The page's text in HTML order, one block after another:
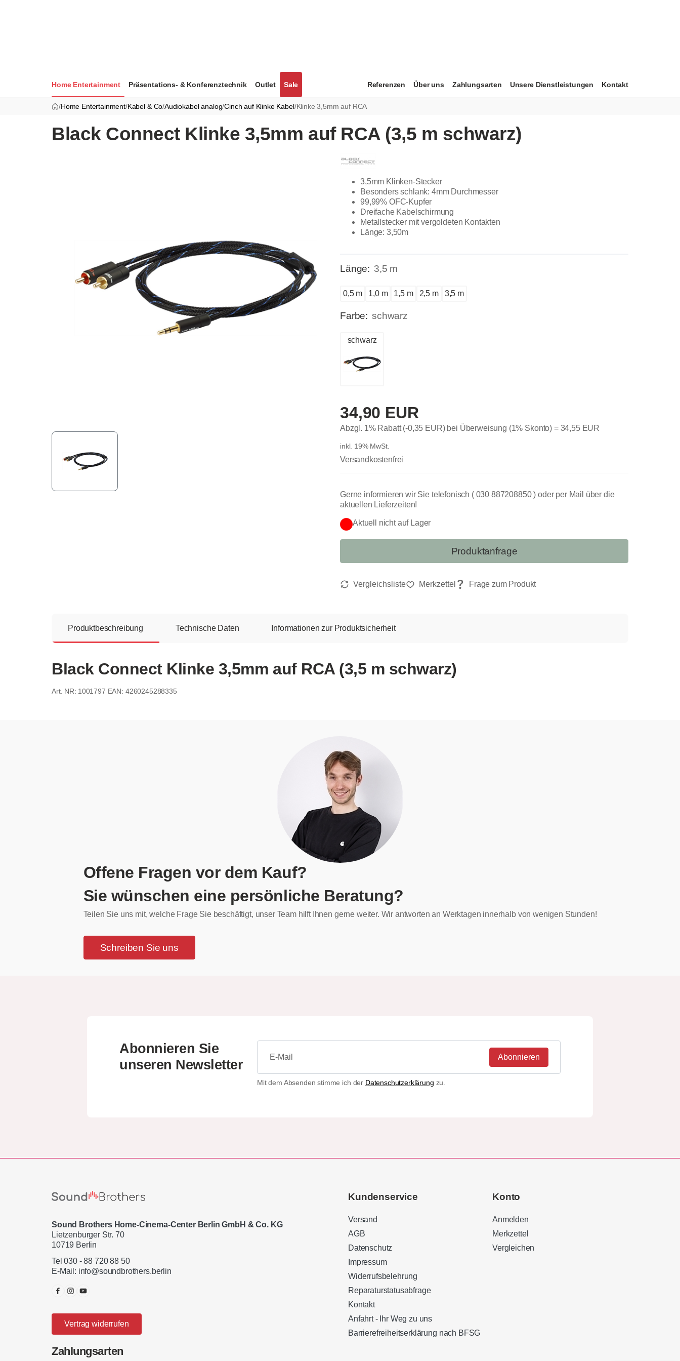
Home Entertainment Präsentations- & Konferenztechnik Outlet Sale Referenzen Über uns Zahlungsarten Unsere Dienstleistungen Kontakt
/Home Entertainment/Kabel & Co/Audiokabel analog/Cinch auf Klinke Kabel/Klinke 3,5mm auf RCA
Black Connect Klinke 3,5mm auf RCA (3,5 m schwarz)
3,5mm Klinken-Stecker
Besonders schlank: 4mm Durchmesser
99,99% OFC-Kupfer
Dreifache Kabelschirmung
Metallstecker mit vergoldeten Kontakten
Länge: 3,50m
Länge: 3,5 m
0,5 m 1,0 m 1,5 m 2,5 m 3,5 m
Farbe: schwarz
schwarz
34,90 EUR
Abzgl. 1% Rabatt (-0,35 EUR) bei Überweisung (1% Skonto) = 34,55 EUR
inkl. 19% MwSt.
Versandkostenfrei
Aktuell nicht auf Lager
Gerne informieren wir Sie telefonisch ( 030 887208850 ) oder per Mail über die
aktuellen Lieferzeiten!
Produktanfrage
Produktbeschreibung Technische Daten Informationen zur Produktsicherheit
Black Connect Klinke 3,5mm auf RCA (3,5 m schwarz)
1001797 EAN: 4260245288335
Offene Fragen vor dem Kauf?
Sie wünschen eine persönliche Beratung?
Teilen Sie uns mit, welche Frage Sie beschäftigt, unser Team hilft Ihnen gerne weiter. Wir antworten an Werktagen innerhalb von wenigen Stunden!
Schreiben Sie uns
Abonnieren Sie
unseren Newsletter
Abonnieren
Mit dem Absenden stimme ich der Datenschutzerklärung zu.
Sound Brothers Home-Cinema-Center Berlin GmbH & Co. KG
Lietzenburger Str. 70
10719 Berlin
Tel 030 - 88 720 88 50
E-Mail: info@soundbrothers.berlin
Vertrag widerrufen
Zahlungsarten
Kundenservice
Versand
AGB
Datenschutz
Impressum
Widerrufsbelehrung
Reparaturstatusabfrage
Kontakt
Anfahrt - Ihr Weg zu uns
Barrierefreiheitserklärung nach BFSG
Konto
Anmelden
Merkzettel
Vergleichen